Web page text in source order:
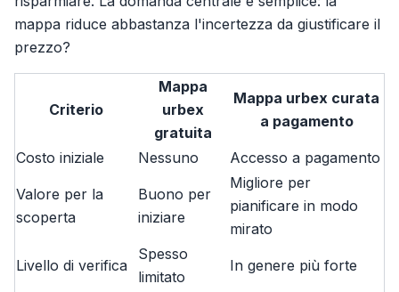
mappa riduce abbastanza l'incertezza da giustificare il
prezzo?
Criterio
Mappa
urbex
gratuita
Mappa urbex curata
a pagamento
Costo iniziale Nessuno Accesso a pagamento
Valore per la
scoperta
Buono per
iniziare
Migliore per
pianificare in modo
mirato
Livello di verifica
Spesso
limitato
In genere più forte